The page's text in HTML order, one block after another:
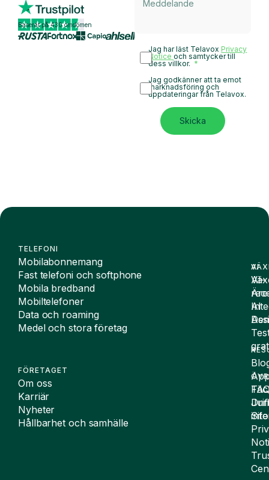
Baserat på 430 omdömen
Jag har läst Telavox Privacy
Noticeoch samtycker till
dess villkor.
Jag godkänner att ta emot
marknadsföring och
uppdateringar från Telavox.
Skicka
TELEFONI
Mobilabonnemang
Fast telefoni och softphone
Mobila bredband
Mobiltelefoner
Data och roaming
Medel och stora företag
FÖRETAGET
Om oss
Karriär
Nyheter
Hållbarhet och samhälle
AI
AI-
AI